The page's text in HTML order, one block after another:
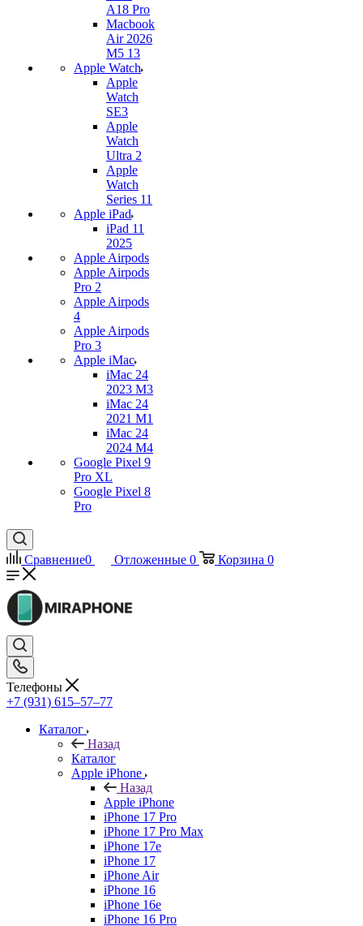
A18 Pro
Macbook
Air 2026
M5 13
Apple Watch
Apple
Watch
SE3
Apple
Watch
Ultra 2
Apple
Watch
Series 11
Apple iPad
iPad 11
2025
Apple Airpods
Apple Airpods
Pro 2
Apple Airpods
4
Apple Airpods
Pro 3
Apple iMac
iMac 24
2023 M3
iMac 24
2021 M1
iMac 24
2024 M4
Google Pixel 9
Pro XL
Google Pixel 8
Pro
Сравнение0 Отложенные 0 Корзина 0
Телефоны
+7 (931) 615‒57‒77
Каталог
Назад
Каталог
Apple iPhone
Назад
Apple iPhone
iPhone 17 Pro
iPhone 17 Pro Max
iPhone 17e
iPhone 17
iPhone Air
iPhone 16
iPhone 16e
iPhone 16 Pro